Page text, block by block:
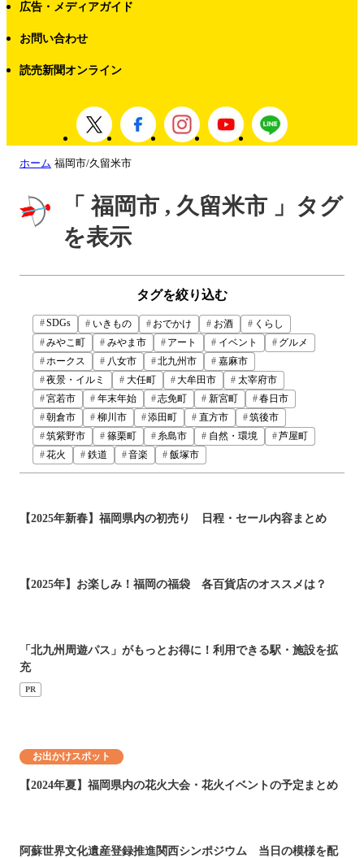
広告・メディアガイド
お問い合わせ
読売新聞オンライン
ホーム 福岡市/久留米市
「 福岡市 , 久留米市 」タグ
を表示
タグを絞り込む
SDGs いきもの おでかけ お酒
くらし
みやこ町
みやま市 アート イベント
グルメ
ホークス
八女市 北九州市
嘉麻市
夜景・イルミ
大任町 大牟田市
太宰府市
宮若市
年末年始 志免町 新宮町
春日市
朝倉市
柳川市 添田町 直方市
筑後市
筑紫野市
篠栗町 糸島市 自然・環境
芦屋町
花火
鉄道 音楽 飯塚市
【2025年新春】福岡県内の初売り 日程・セール内容まとめ
【2025年】お楽しみ！福岡の福袋 各百貨店のオススメは？
「北九州周遊パス」がもっとお得に！利用できる駅・施設を拡
充
PR
お出かけスポット
【2024年夏】福岡県内の花火大会・花火イベントの予定まとめ
阿蘇世界文化遺産登録推進関西シンポジウム 当日の模様を配